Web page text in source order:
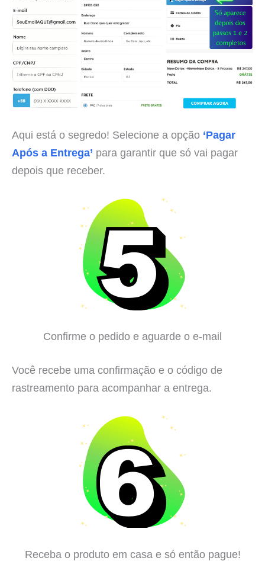
Aqui está o segredo! Selecione a opção ‘Pagar
Após a Entrega’ para garantir que só vai pagar
depois que receber.
Confirme o pedido e aguarde o e-mail
Você recebe uma confirmação e o código de
rastreamento para acompanhar a entrega.
Receba o produto em casa e só então pague!